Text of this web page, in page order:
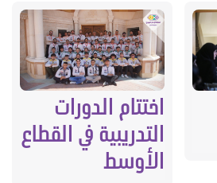
اختتام الدورات
التدريبية في القطاع
الأوسط